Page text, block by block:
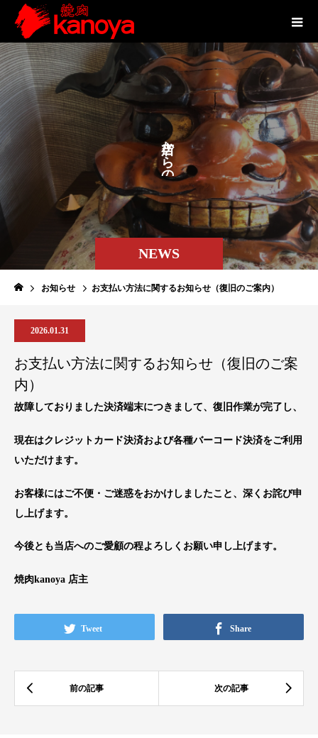
NEWS
か
ら
の
お
お知らせ お支払い方法に関するお知らせ（復旧のご案内）
2026.01.31
お支払い方法に関するお知らせ（復旧のご案
内）
故障しておりました決済端末につきまして、復旧作業が完了し、
現在はクレジットカード決済および各種バーコード決済をご利用
いただけます。
お客様にはご不便・ご迷惑をおかけしましたこと、深くお詫び申
し上げます。
今後とも当店へのご愛顧の程よろしくお願い申し上げます。
焼肉kanoya 店主
Tweet Share